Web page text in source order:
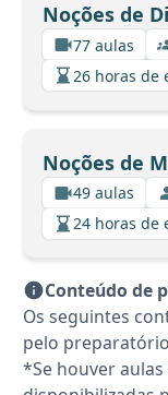
Noções de
77 aulas
26 horas de
Noções de
49 aulas
24 horas de
Conteúdo de
Os seguintes
pelo
*Se houver